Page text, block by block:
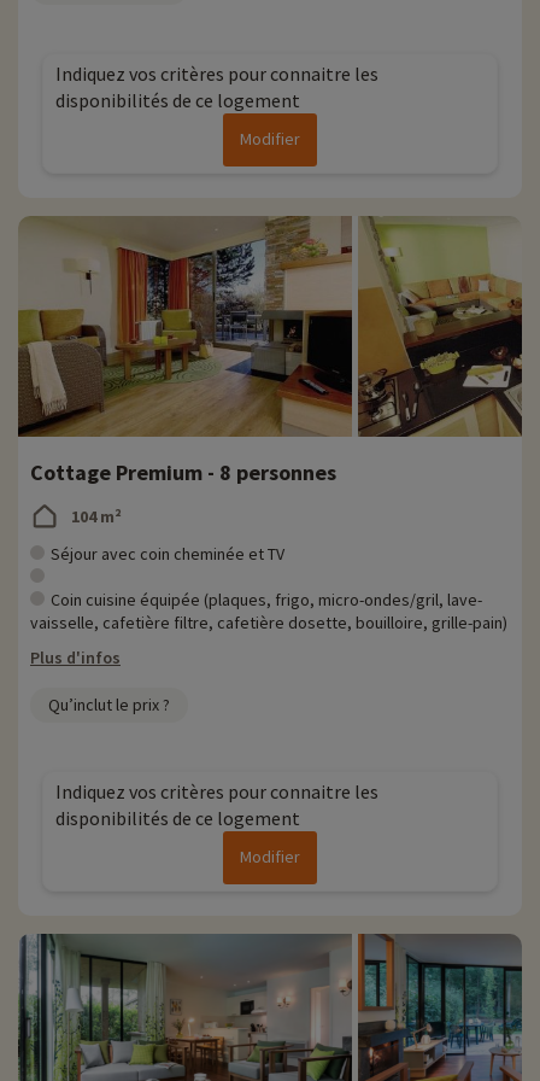
Indiquez vos critères pour connaitre les
disponibilités de ce logement
Modifier
Cottage Premium - 8 personnes
104 m²
Séjour avec coin cheminée et TV
Coin cuisine équipée (plaques, frigo, micro-ondes/gril, lave-
vaisselle, cafetière filtre, cafetière dosette, bouilloire, grille-pain)
Plus d'infos
Qu’inclut le prix ?
Indiquez vos critères pour connaitre les
disponibilités de ce logement
Modifier